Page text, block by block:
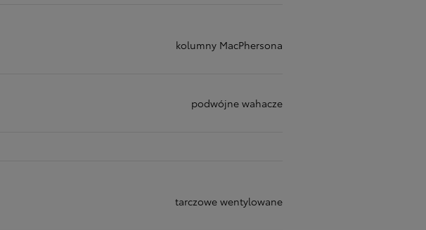
kolumny MacPhersona
podwójne wahacze
tarczowe wentylowane